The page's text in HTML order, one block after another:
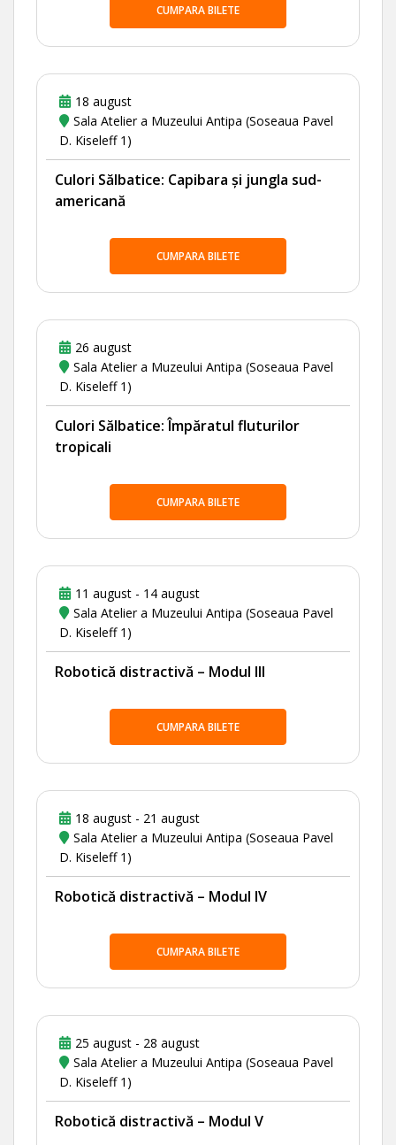
CUMPARA BILETE
18 august
Sala Atelier a Muzeului Antipa (Soseaua Pavel
D. Kiseleff 1)
Culori Sălbatice: Capibara și jungla sud-
americană
CUMPARA BILETE
26 august
Sala Atelier a Muzeului Antipa (Soseaua Pavel
D. Kiseleff 1)
Culori Sălbatice: Împăratul fluturilor
tropicali
CUMPARA BILETE
11 august - 14 august
Sala Atelier a Muzeului Antipa (Soseaua Pavel
D. Kiseleff 1)
Robotică distractivă – Modul III
CUMPARA BILETE
18 august - 21 august
Sala Atelier a Muzeului Antipa (Soseaua Pavel
D. Kiseleff 1)
Robotică distractivă – Modul IV
CUMPARA BILETE
25 august - 28 august
Sala Atelier a Muzeului Antipa (Soseaua Pavel
D. Kiseleff 1)
Robotică distractivă – Modul V